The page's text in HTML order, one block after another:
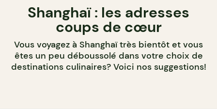
Shanghaï : les adresses
coups de cœur
Vous voyagez à Shanghaï très bientôt et vous
êtes un peu déboussolé dans votre choix de
destinations culinaires? Voici nos suggestions!